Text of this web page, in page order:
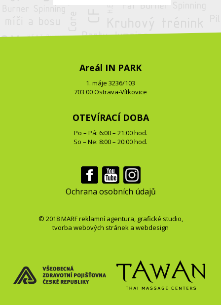
Areál IN PARK
1. máje 3236/103
703 00 Ostrava-Vítkovice
OTEVÍRACÍ DOBA
Po – Pá: 6:00 – 21:00 hod.
So – Ne: 8:00 – 20:00 hod.
Ochrana osobních údajů
© 2018MARFreklamní agentura, grafické studio,
tvorba webových stránek a webdesign